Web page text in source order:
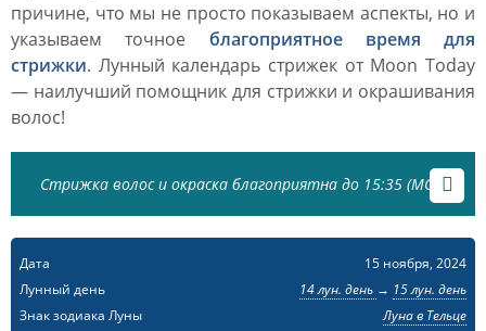
причине, что мы не просто показываем аспекты, но и
указываем точное благоприятное время для
стрижки. Лунный календарь стрижек от Moon Today
— наилучший помощник для стрижки и окрашивания
волос!
Стрижка волос и окраска благоприятна до 15:35 (МСК)
Дата
15 ноября, 2024
Лунный день
14 лун. день → 15 лун. день
Знак зодиака Луны
Луна в Тельце